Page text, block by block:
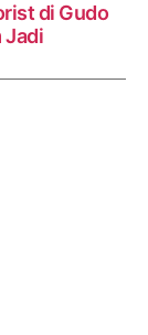
di Gudo
Jadi